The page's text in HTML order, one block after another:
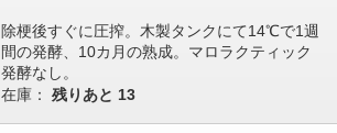
除梗後すぐに圧搾。木製タンクにて14℃で1週
間の発酵、10カ月の熟成。マロラクティック
発酵なし。
在庫： 残りあと 13